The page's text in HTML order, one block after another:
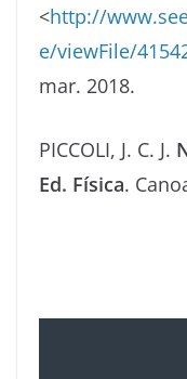
<http://
e/viewFile/
mar. 2018.
PICCOLI, J. C. J.
Ed. Física.